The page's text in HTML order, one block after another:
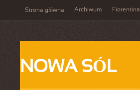
Strona główna Archiwum Fiorentina
NOWA SÓL